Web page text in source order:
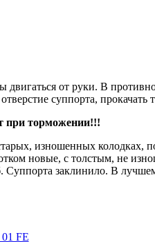
от руки. В
суппорта, прокачать
при торможении!!!
изношенных колодках,
новые, с толстым, не
Суппорта заклинило. В